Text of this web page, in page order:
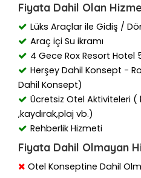
Fiyata Dahil Olan
Lüks Araçlar ile Gidiş /
Araç içi Su ikramı
4 Gece Rox Resort Hotel
Herşey Dahil Konsept -
Dahil Konsept)
Ücretsiz Otel Aktiviteleri
,kaydırak,plaj vb.)
Rehberlik Hizmeti
Fiyata Dahil Olmayan
Otel Konseptine Dahil